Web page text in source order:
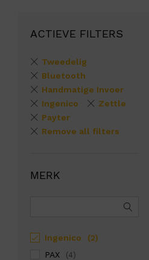
ACTIEVE FILTERS
Tweedelig
Bluetooth
Handmatige Invoer
Ingenico
Zettle
Payter
Remove all filters
MERK
Ingenico (2)
PAX (4)